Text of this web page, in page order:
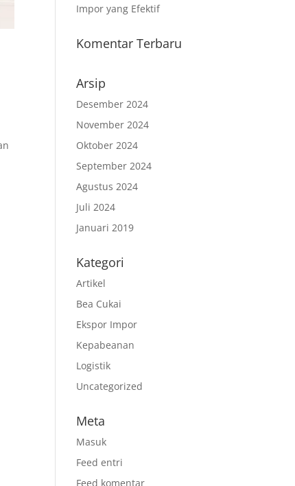
Impor yang Efektif
Komentar Terbaru
Arsip
Desember 2024
November 2024
Oktober 2024
September 2024
Agustus 2024
Juli 2024
Januari 2019
Kategori
Artikel
Bea Cukai
Ekspor Impor
Kepabeanan
Logistik
Uncategorized
Meta
Masuk
Feed entri
Feed komentar